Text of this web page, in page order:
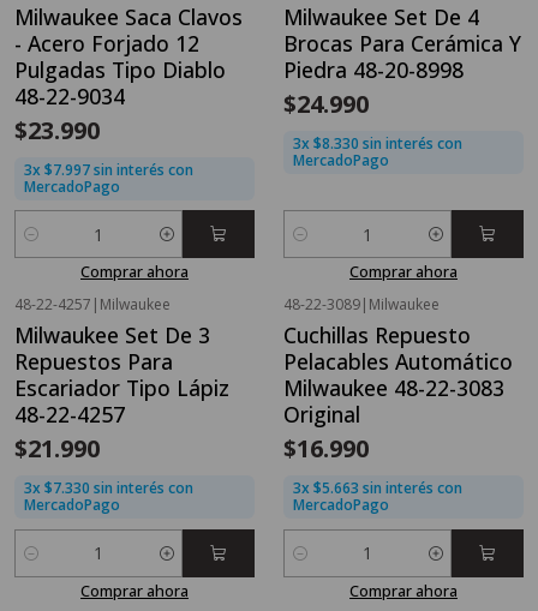
Milwaukee Saca Clavos
- Acero Forjado 12
Pulgadas Tipo Diablo
48-22-9034
$23.990
3x $7.997 sin interés con
MercadoPago
Cantidad
Comprar ahora
Milwaukee Set De 4
Brocas Para Cerámica Y
Piedra 48-20-8998
$24.990
3x $8.330 sin interés con
MercadoPago
Cantidad
Comprar ahora
48-22-4257 | Milwaukee
Milwaukee Set De 3
Repuestos Para
Escariador Tipo Lápiz
48-22-4257
$21.990
3x $7.330 sin interés con
MercadoPago
Cantidad
Comprar ahora
48-22-3089| Milwaukee
Cuchillas Repuesto
Pelacables Automático
Milwaukee 48-22-3083
Original
$16.990
3x $5.663 sin interés con
MercadoPago
Cantidad
Comprar ahora